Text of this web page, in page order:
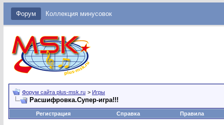
Форум Коллекция минусовок
Форум сайта plus-msk.ru > Игры
Расшифровка.Супер-игра!!!
Регистрация Справка Правила